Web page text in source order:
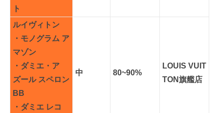
ト
ルイヴィトン
・モノグラム ア
マゾン
・ダミエ・ア
ズール スペロン
BB
・ダミエ レコ
中 80~90%
LOUIS VUIT
TON旗艦店